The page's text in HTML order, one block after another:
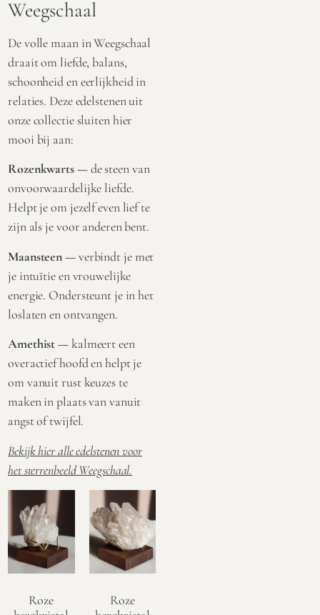
Weegschaal
De volle maan in Weegschaal
draait om liefde, balans,
schoonheid en eerlijkheid in
relaties. Deze edelstenen uit
onze collectie sluiten hier
mooi bij aan:
Rozenkwarts—de steen van
onvoorwaardelijke liefde.
Helpt je om jezelf even lief te
zijn als je voor anderen bent.
Maansteen—verbindt je met
je intuïtie en vrouwelijke
energie. Ondersteunt je in het
loslaten en ontvangen.
Amethist—kalmeert een
overactief hoofd en helpt je
om vanuit rust keuzes te
maken in plaats van vanuit
angst of twijfel.
Bekijk hier alle edelstenen voor
het sterrenbeeld Weegschaal.
Roze
Roze